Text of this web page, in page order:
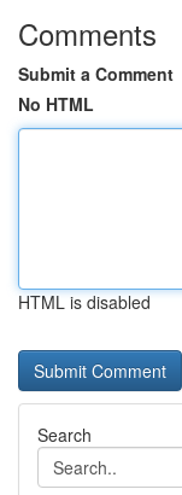
Comments
Submit a Comment
No HTML
HTML is disabled
Search